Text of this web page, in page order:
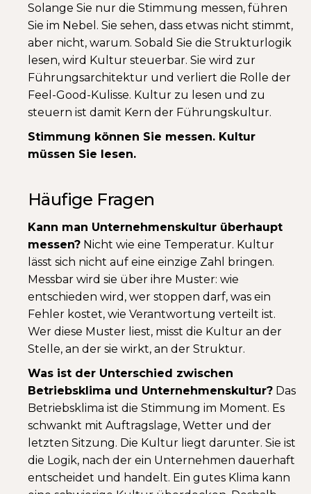
Solange Sie nur die Stimmung messen, führen
Sie im Nebel. Sie sehen, dass etwas nicht stimmt,
aber nicht, warum. Sobald Sie die Strukturlogik
lesen, wird Kultur steuerbar. Sie wird zur
Führungsarchitektur und verliert die Rolle der
Feel-Good-Kulisse. Kultur zu lesen und zu
steuern ist damit Kern der Führungskultur.
Stimmung können Sie messen. Kultur
müssen Sie lesen.
Häufige Fragen
Kann man Unternehmenskultur überhaupt
messen? Nicht wie eine Temperatur. Kultur
lässt sich nicht auf eine einzige Zahl bringen.
Messbar wird sie über ihre Muster: wie
entschieden wird, wer stoppen darf, was ein
Fehler kostet, wie Verantwortung verteilt ist.
Wer diese Muster liest, misst die Kultur an der
Stelle, an der sie wirkt, an der Struktur.
Was ist der Unterschied zwischen
Betriebsklima und Unternehmenskultur? Das
Betriebsklima ist die Stimmung im Moment. Es
schwankt mit Auftragslage, Wetter und der
letzten Sitzung. Die Kultur liegt darunter. Sie ist
die Logik, nach der ein Unternehmen dauerhaft
entscheidet und handelt. Ein gutes Klima kann